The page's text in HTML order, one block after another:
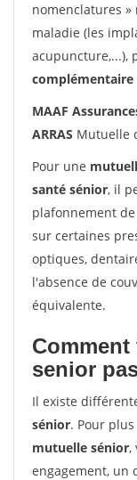
nomenclatures
maladie (les
acupuncture,...),
complémentaire
MAAF
ARRAS Mutuelle
Pour une
santé sénior, il
plafonnement
sur certaines
optiques,
l'absence de
équivalente.
senior
Il existe
sénior. Pour
mutuelle sénior,
engagement, un